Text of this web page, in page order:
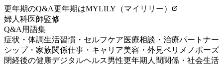
更年期のQ&A更年期はMYLILY（マイリリー）
婦人科医師監修
Q&A 用語集
症状・体調生活習慣・セルフケア医療相談・治療パートナー
シップ・家族関係仕事・キャリア美容・外見ペリメノポーズ
閉経後の健康デジタルヘルス男性更年期 人間関係・社会生活